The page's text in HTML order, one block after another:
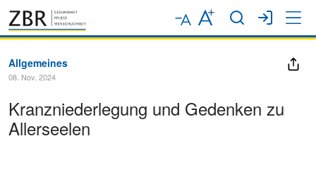
Allgemeines
08. Nov. 2024
Kranzniederlegung und Gedenken zu
Allerseelen